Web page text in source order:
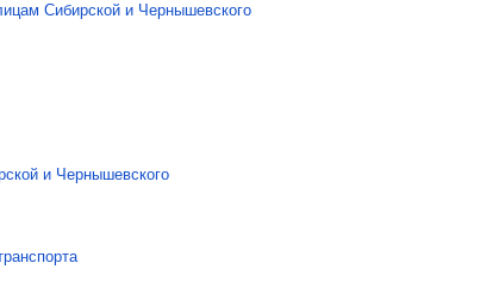
Сибирской и Чернышевского
и Чернышевского